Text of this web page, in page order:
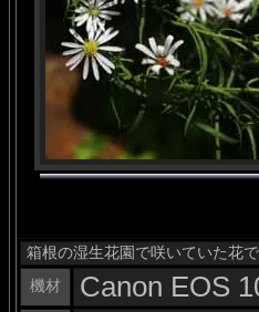
箱根の湿生花園で咲いていた花で
機材
Canon EOS